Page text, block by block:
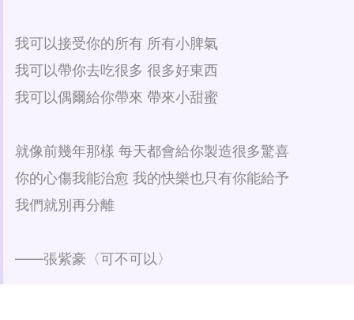
我可以接受你的所有 所有小脾氣
我可以帶你去吃很多 很多好東西
我可以偶爾給你帶來 帶來小甜蜜
就像前幾年那樣 每天都會給你製造很多驚喜
你的心傷我能治愈 我的快樂也只有你能給予
我們就別再分離
——張紫豪〈可不可以〉